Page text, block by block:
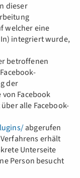
dieser
welcher eine
integriert wurde,
betroffenen
der
Facebook
alle Facebook-
abgerufen
erhält
Unterseite
Person besucht